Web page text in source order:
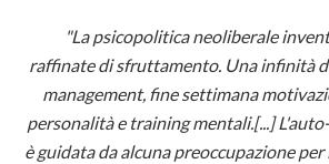
"La psicopolitica neoliberale
raffinate di sfruttamento. Una infinità
management, fine settimana
personalità e training mentali.[...]
è guidata da alcuna preoccupazione